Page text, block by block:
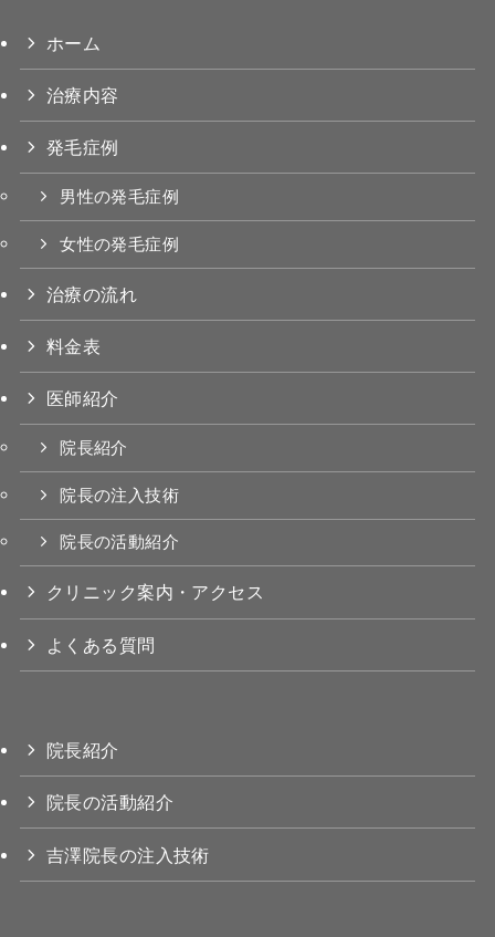
ホーム
治療内容
発毛症例
男性の発毛症例
女性の発毛症例
治療の流れ
料金表
医師紹介
院長紹介
院長の注入技術
院長の活動紹介
クリニック案内・アクセス
よくある質問
院長紹介
院長の活動紹介
吉澤院長の注入技術